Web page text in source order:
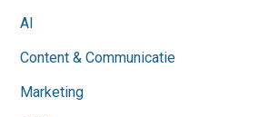
AI
Content & Communicatie
Marketing